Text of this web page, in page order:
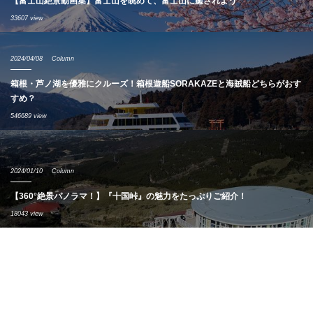
33607 view
2024/04/08 Column
箱根・芦ノ湖を優雅にクルーズ！箱根遊船SORAKAZEと海賊船どちらがおす
すめ？
546689 view
2024/01/10 Column
【360°絶景パノラマ！】『十国峠』の魅力をたっぷりご紹介！
18043 view